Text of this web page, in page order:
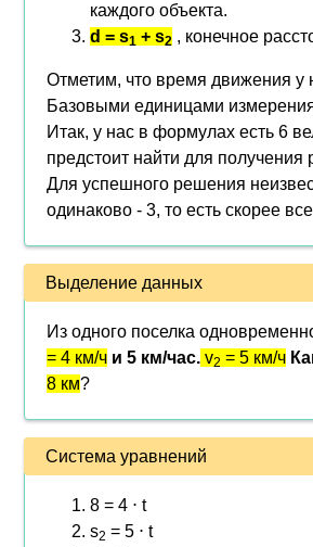
каждого объекта.
d = s1 + s2 , конечное
Отметим, что время движения у
Базовыми единицами
Итак, у нас в формулах есть 6
предстоит найти для получения
Для успешного решения
одинаково - 3, то есть скорее
Выделение данных
Из одного поселка
= 4 км/ч и 5 км/час. v2 = 5 км/ч
8 км?
Система уравнений
8 = 4 ⋅ t
s2 = 5 ⋅ t